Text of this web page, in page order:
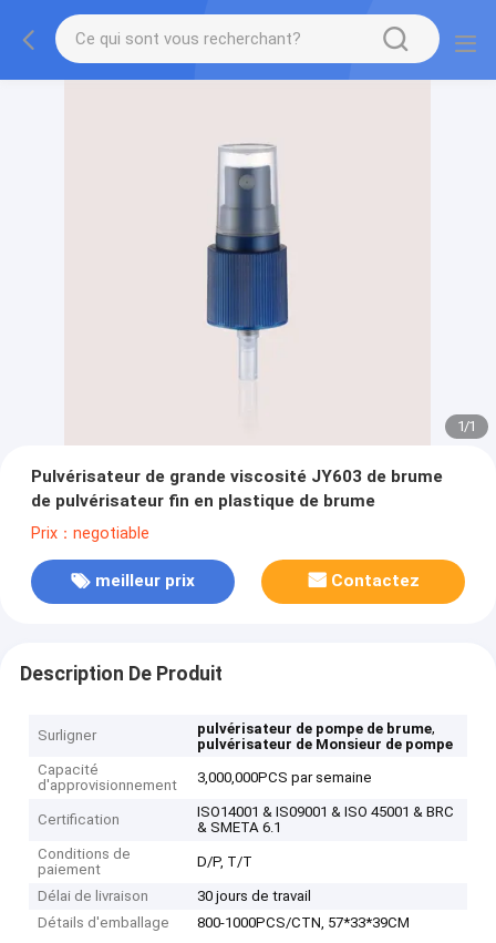
1/1
Pulvérisateur de grande viscosité JY603 de brume
de pulvérisateur fin en plastique de brume
Prix：negotiable
meilleur prix Contactez
Description De Produit
Surligner pulvérisateur de pompe de brume,
pulvérisateur de Monsieur de pompe
Capacité
d'approvisionnement
3,000,000PCS par semaine
Certification
ISO14001 & IS09001 & ISO 45001 & BRC
& SMETA 6.1
Conditions de
paiement
D/P, T/T
Délai de livraison
30 jours de travail
Détails d'emballage
800-1000PCS/CTN, 57*33*39CM